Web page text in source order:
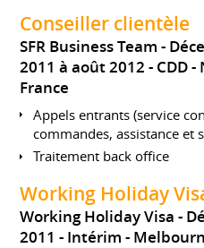
Conseiller clientèle
SFR Business Team
2011 à août 2012 CDD
France
Appels entrants (service
commandes, assistance et
Traitement back office
Working Holiday
Working Holiday Visa
2011 Intérim